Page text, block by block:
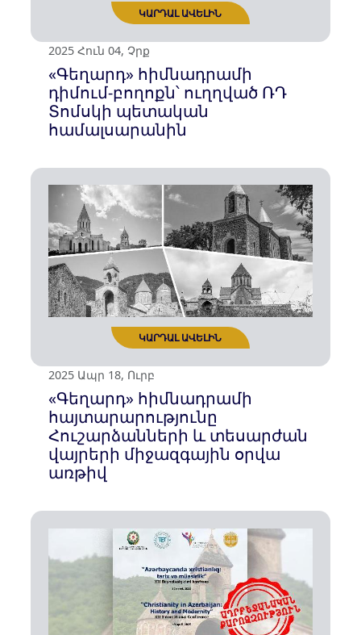
ԿԱՐԴԱԼ ԱՎԵԼԻՆ
2025 Հուն 10, Երք
Թուրքական ամսագիրը՝
հակահայկական,
հակագիտական ու
հակաէթիկական․ «Գեղարդ»
հիմնադրամ
2025 Հուն 04, Չրք
«Գեղարդ» հիմնադրամի
դիմում-բողոքն՝ ուղղված ՌԴ
Տոմսկի պետական
համալսարանին